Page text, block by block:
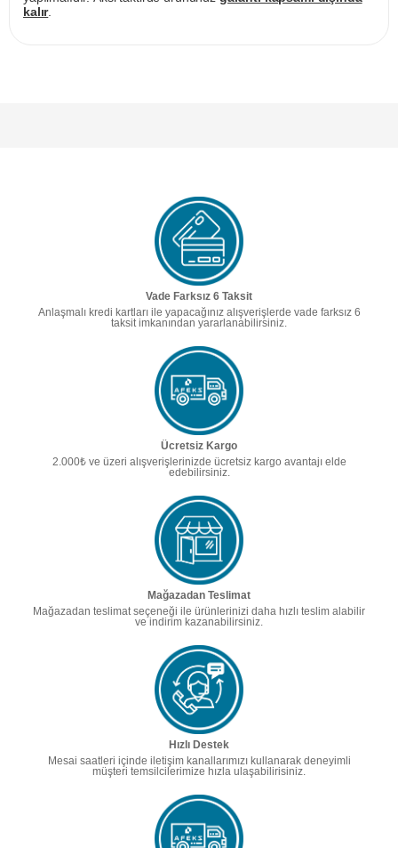
kalır.
Vade Farksız 6 Taksit
Anlaşmalı kredi kartları ile yapacağınız alışverişlerde vade farksız 6
taksit imkanından yararlanabilirsiniz.
Ücretsiz Kargo
2.000₺ ve üzeri alışverişlerinizde ücretsiz kargo avantajı elde
edebilirsiniz.
Mağazadan Teslimat
Mağazadan teslimat seçeneği ile ürünlerinizi daha hızlı teslim alabilir
ve indirim kazanabilirsiniz.
Hızlı Destek
Mesai saatleri içinde iletişim kanallarımızı kullanarak deneyimli
müşteri temsilcilerimize hızla ulaşabilirisiniz.